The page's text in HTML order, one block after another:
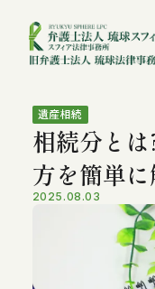
遺産相続
相続分と
方を簡単
2025.08.03